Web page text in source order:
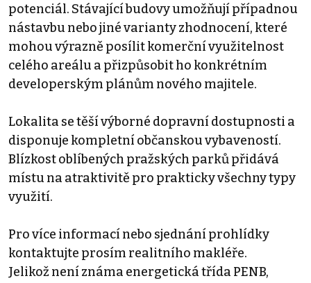
potenciál. Stávající budovy umožňují případnou
nástavbu nebo jiné varianty zhodnocení, které
mohou výrazně posílit komerční využitelnost
celého areálu a přizpůsobit ho konkrétním
developerským plánům nového majitele.
Lokalita se těší výborné dopravní dostupnosti a
disponuje kompletní občanskou vybaveností.
Blízkost oblíbených pražských parků přidává
místu na atraktivitě pro prakticky všechny typy
využití.
Pro více informací nebo sjednání prohlídky
kontaktujte prosím realitního makléře.
Jelikož není známa energetická třída PENB,